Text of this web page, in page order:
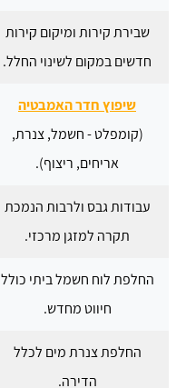
שבירת קירות ומיקום קירות
חדשים במקום לשינוי החלל.
שיפוץ חדר האמבטיה
(קומפלט - חשמל, צנרת,
אריחים, ריצוף).
עבודות גבס ולרבות הנמכת
תקרה למזגן מרכזי.
החלפת לוח חשמל ביתי כולל
חיווט מחדש.
החלפת צנרת מים לכלל
הדירה.